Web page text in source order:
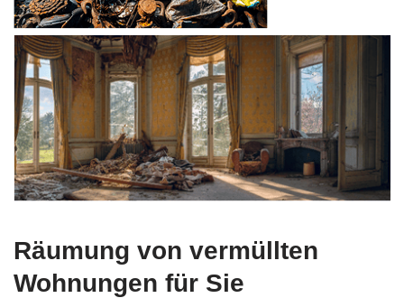
Räumung von vermüllten
Wohnungen für Sie